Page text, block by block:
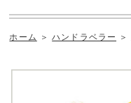
ホーム ＞ハンドラベラー ＞